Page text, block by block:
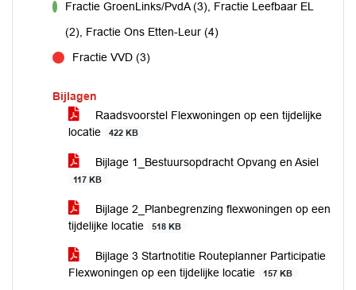
Fractie GroenLinks/PvdA (3), Fractie Leefbaar EL
(2), Fractie Ons Etten-Leur (4)
Fractie VVD (3)
Bijlagen
Raadsvoorstel Flexwoningen op een tijdelijke
locatie
422 KB
Bijlage 1_Bestuursopdracht Opvang en Asiel
117 KB
Bijlage 2_Planbegrenzing flexwoningen op een
tijdelijke locatie
518 KB
Bijlage 3 Startnotitie Routeplanner Participatie
Flexwoningen op een tijdelijke locatie
157 KB